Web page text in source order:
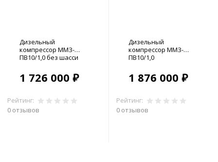
Дизельный
компрессор ММЗ-
ПВ10/1,0 без шасси
1 726 000 ₽
Рейтинг:
0 отзывов
Дизельный
компрессор ММЗ-
ПВ10/1,0
1 876 000 ₽
Рейтинг:
0 отзывов